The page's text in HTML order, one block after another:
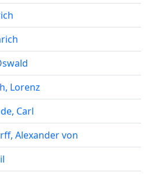
Lorenz
Carl
Alexander von